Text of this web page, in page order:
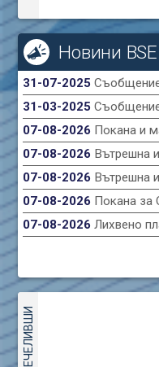
Новини BSE
31-07-2025
31-03-2025
07-08-2026 Покана и
07-08-2026 Вътрешна
07-08-2026 Вътрешна
07-08-2026 Покана за
07-08-2026Лихвено